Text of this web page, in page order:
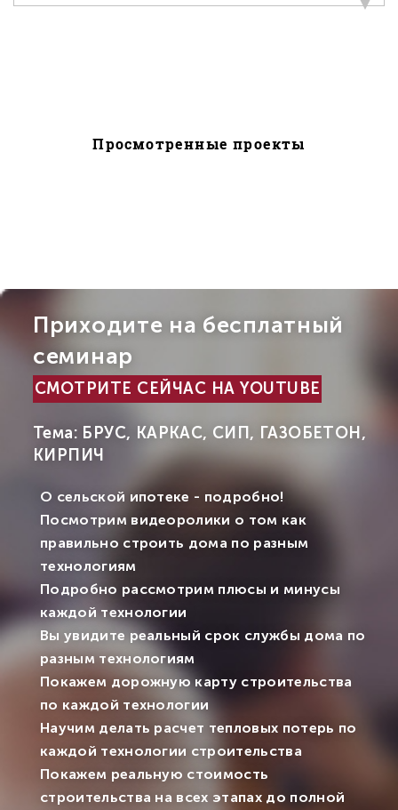
Просмотренные проекты
Приходите на бесплатный
семинар
СМОТРИТЕ СЕЙЧАС НА YOUTUBE
Тема: БРУС, КАРКАС, СИП, ГАЗОБЕТОН,
КИРПИЧ
О сельской ипотеке - подробно!
Посмотрим видеоролики о том как
правильно строить дома по разным
технологиям
Подробно рассмотрим плюсы и минусы
каждой технологии
Вы увидите реальный срок службы дома по
разным технологиям
Покажем дорожную карту строительства
по каждой технологии
Научим делать расчет тепловых потерь по
каждой технологии строительства
Покажем реальную стоимость
строительства на всех этапах до полной